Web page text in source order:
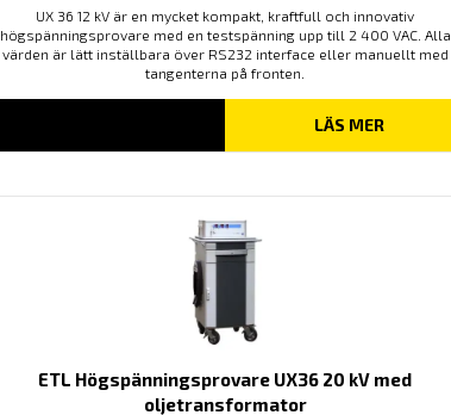
UX 36 12 kV är en mycket kompakt, kraftfull och innovativ
högspänningsprovare med en testspänning upp till 2 400 VAC. Alla
värden är lätt inställbara över RS232 interface eller manuellt med
tangenterna på fronten.
LÄS MER
ETL Högspänningsprovare UX36 20 kV med
oljetransformator